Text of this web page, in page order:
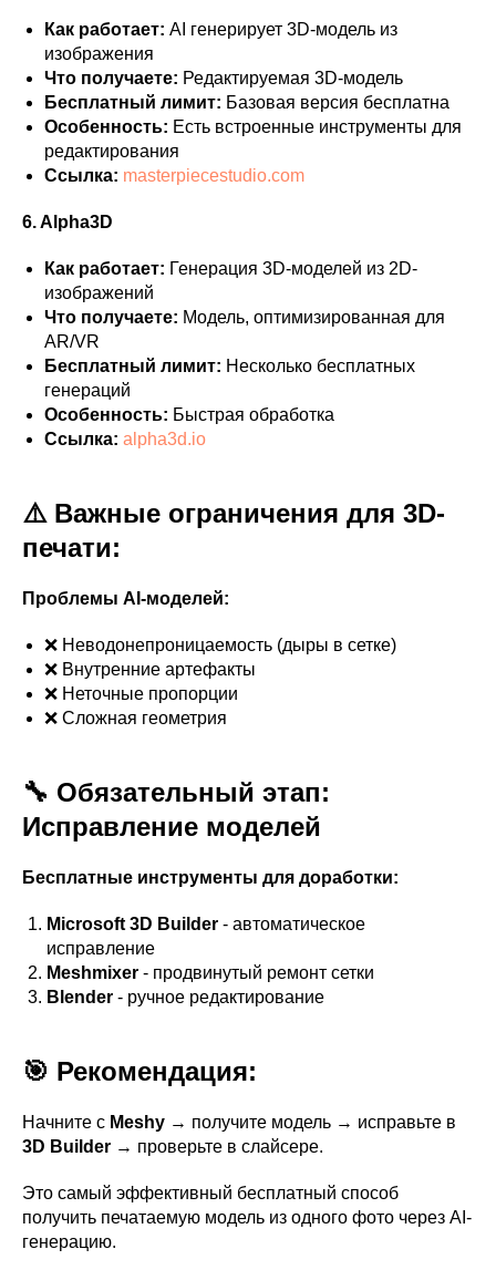
Как работает: AI генерирует 3D-модель из
изображения
Что получаете: Редактируемая 3D-модель
Бесплатный лимит: Базовая версия бесплатна
Особенность: Есть встроенные инструменты для
редактирования
Ссылка: masterpiecestudio.com
6. Alpha3D
Как работает: Генерация 3D-моделей из 2D-
изображений
Что получаете: Модель, оптимизированная для
AR/VR
Бесплатный лимит: Несколько бесплатных
генераций
Особенность: Быстрая обработка
Ссылка: alpha3d.io
⚠️ Важные ограничения для 3D-
печати:
Проблемы AI-моделей:
❌ Неводонепроницаемость (дыры в сетке)
❌ Внутренние артефакты
❌ Неточные пропорции
❌ Сложная геометрия
🔧 Обязательный этап:
Исправление моделей
Бесплатные инструменты для доработки:
Microsoft 3D Builder - автоматическое
исправление
Meshmixer - продвинутый ремонт сетки
Blender - ручное редактирование
🎯 Рекомендация:
Начните с Meshy → получите модель → исправьте в
3D Builder → проверьте в слайсере.
Это самый эффективный бесплатный способ
получить печатаемую модель из одного фото через AI-
генерацию.